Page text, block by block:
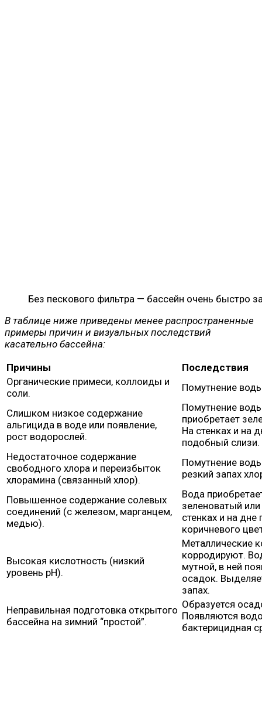
Без пескового фильтра — бассейн очень быстро
В таблице ниже приведены менее распространенные
примеры причин и визуальных последствий
касательно бассейна:
Причины
Последствия
Органические примеси, коллоиды и
соли.
Помутнение
Слишком низкое содержание
альгицида в воде или появление,
рост водорослей.
Помутнение
приобретает
На стенках и на
подобный слизи.
Недостаточное содержание
свободного хлора и переизбыток
хлорамина (связанный хлор).
Помутнение
резкий запах
Повышенное содержание солевых
соединений (с железом, марганцем,
медью).
Вода
зеленоватый
стенках и на
коричневого
Высокая кислотность (низкий
уровень рН).
Металлические
корродируют.
мутной, в ней
осадок.
запах.
Неправильная подготовка открытого
бассейна на зимний “простой”.
Образуется
Появляются
бактерицидная